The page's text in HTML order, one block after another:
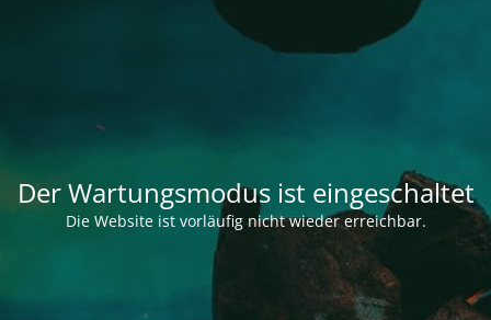
Der Wartungsmodus ist eingeschaltet
Die Website ist vorläufig nicht wieder erreichbar.